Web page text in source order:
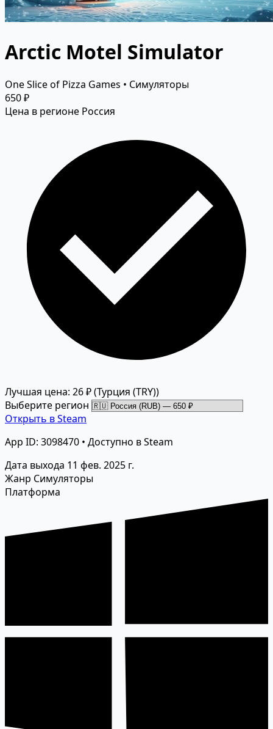
Arctic Motel Simulator
One Slice of Pizza Games • Симуляторы
650 ₽
Цена в регионе Россия
Лучшая цена: 26 ₽(Турция (TRY))
Выберите регион
Открыть в Steam
App ID: 3098470 • Доступно в Steam
Дата выхода 11 фев. 2025 г.
Жанр Симуляторы
Платформа